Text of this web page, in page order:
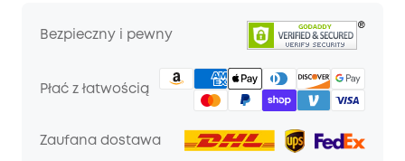
Bezpieczny i pewny
Płać z łatwością
Zaufana dostawa